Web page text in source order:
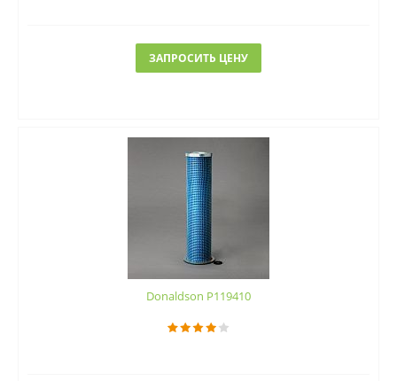
ЗАПРОСИТЬ ЦЕНУ
Donaldson P119410